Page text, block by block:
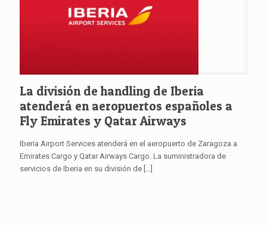
La división de handling de Iberia
atenderá en aeropuertos españoles a
Fly Emirates y Qatar Airways
Iberia Airport Services atenderá en el aeropuerto de Zaragoza a
Emirates Cargo y Qatar Airways Cargo. La suministradora de
servicios de Iberia en su división de